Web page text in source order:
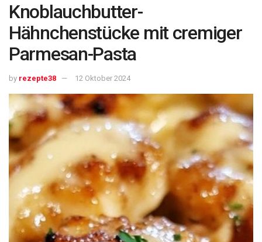
Knoblauchbutter-
Hähnchenstücke mit cremiger
Parmesan-Pasta
by rezepte38 12 Oktober 2024